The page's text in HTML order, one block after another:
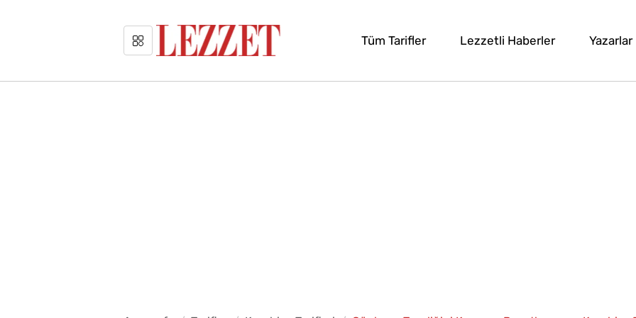
Tüm Tarifler Lezzetli Haberler Yazarlar